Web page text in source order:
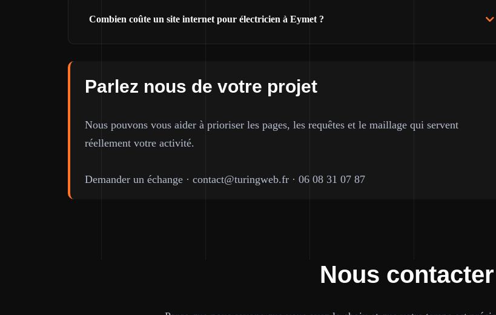
Combien coûte un site internet pour électricien à Eymet ?
Parlez nous de votre projet
Nous pouvons vous aider à prioriser les pages, les requêtes et le maillage qui servent
réellement votre activité.
Demander un échange · contact@turingweb.fr · 06 08 31 07 87
Nous contacter